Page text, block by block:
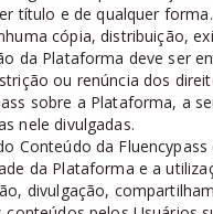
título e de qualquer forma.
cópia, distribuição,
da Plataforma deve ser
ou renúncia dos
sobre a Plataforma, a
nele divulgadas.
Conteúdo da Fluencypass
da Plataforma e a
divulgação,